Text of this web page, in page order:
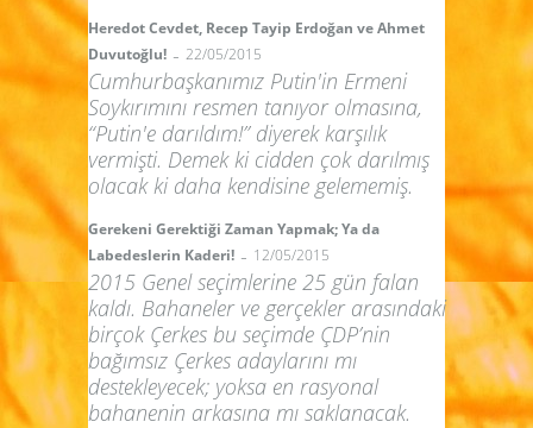
Heredot Cevdet, Recep Tayip Erdoğan ve Ahmet
Duvutoğlu! - 22/05/2015
Cumhurbaşkanımız Putin'in Ermeni
Soykırımını resmen tanıyor olmasına,
“Putin'e darıldım!” diyerek karşılık
vermişti. Demek ki cidden çok darılmış
olacak ki daha kendisine gelememiş.
Gerekeni Gerektiği Zaman Yapmak; Ya da
Labedeslerin Kaderi! - 12/05/2015
2015 Genel seçimlerine 25 gün falan
kaldı. Bahaneler ve gerçekler arasındaki
birçok Çerkes bu seçimde ÇDP’nin
bağımsız Çerkes adaylarını mı
destekleyecek; yoksa en rasyonal
bahanenin arkasına mı saklanacak.